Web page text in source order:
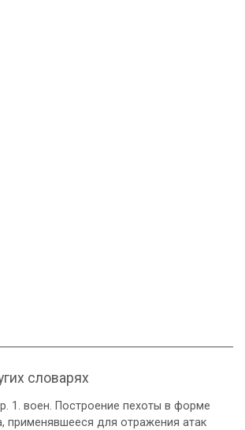
словарях
1. воен. Построение пехоты в форме
применявшееся для отражения атак